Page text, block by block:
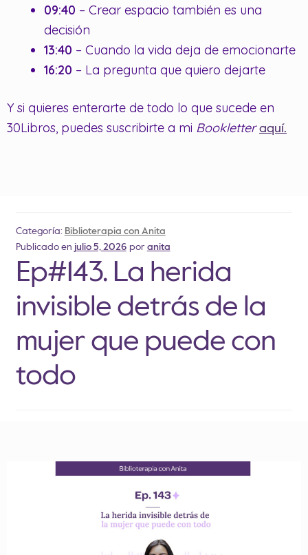
09:40 – Crear espacio también es una
decisión
13:40 – Cuando la vida deja de emocionarte
16:20 – La pregunta que quiero dejarte
Y si quieres enterarte de todo lo que sucede en
30Libros, puedes suscribirte a mi Bookletter aquí.
Categoría: Biblioterapia con Anita
Publicado en julio 5, 2026 por anita
Ep#143. La herida
invisible detrás de la
mujer que puede con
todo